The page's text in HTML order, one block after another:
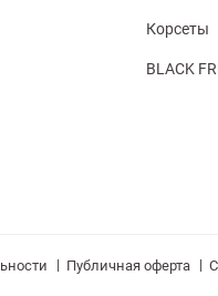
Корсеты
BLACK
| Публичная оферта |